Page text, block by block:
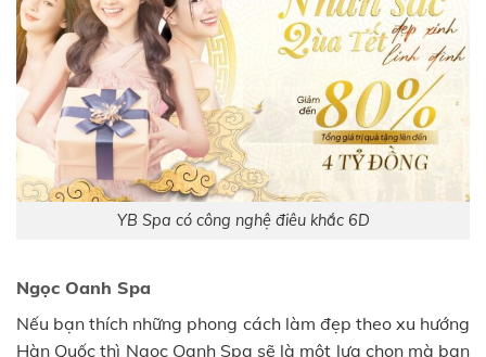
YB Spa có công nghệ điêu khắc 6D
Ngọc Oanh Spa
Nếu bạn thích những phong cách làm đẹp theo xu hướng
Hàn Quốc thì Ngọc Oanh Spa sẽ là một lựa chọn mà bạn